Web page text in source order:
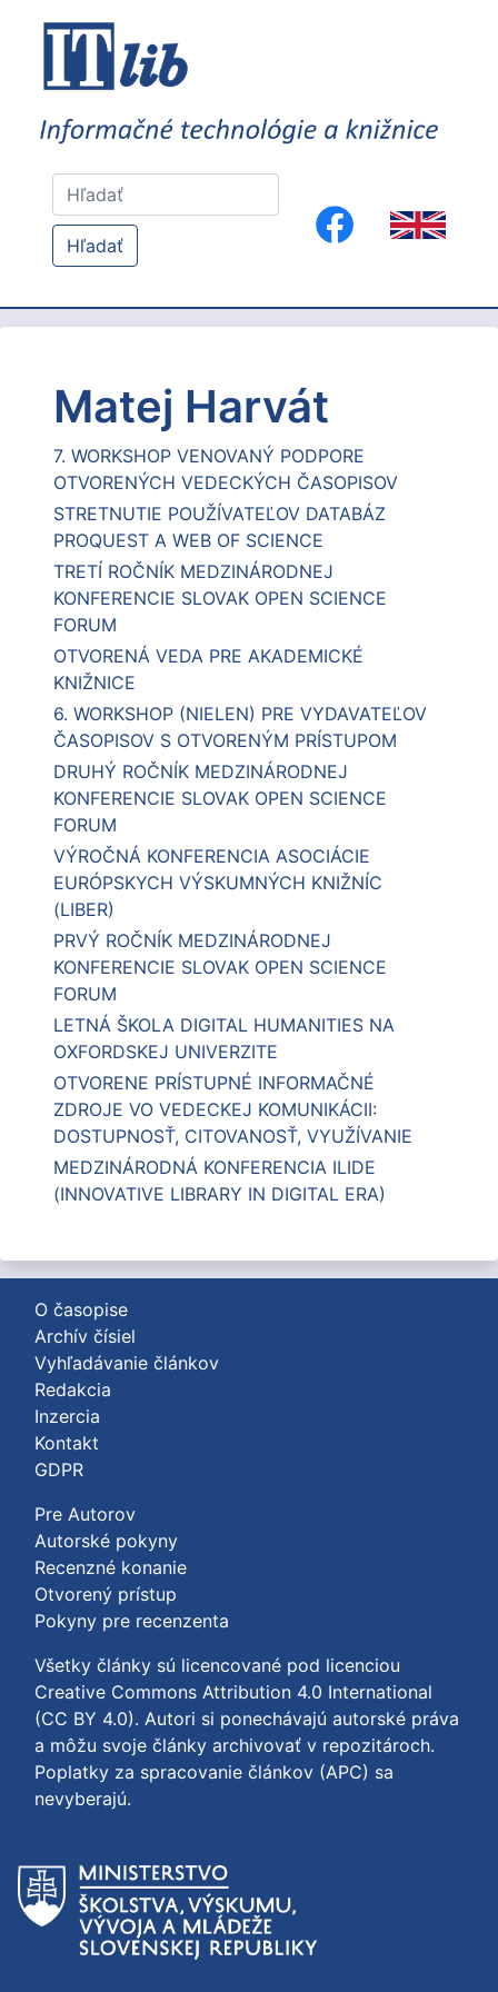
Hľadať
Matej Harvát
7. WORKSHOP VENOVANÝ PODPORE
OTVORENÝCH VEDECKÝCH ČASOPISOV
STRETNUTIE POUŽÍVATEĽOV DATABÁZ
PROQUEST A WEB OF SCIENCE
TRETÍ ROČNÍK MEDZINÁRODNEJ
KONFERENCIE SLOVAK OPEN SCIENCE
FORUM
OTVORENÁ VEDA PRE AKADEMICKÉ
KNIŽNICE
6. WORKSHOP (NIELEN) PRE VYDAVATEĽOV
ČASOPISOV S OTVORENÝM PRÍSTUPOM
DRUHÝ ROČNÍK MEDZINÁRODNEJ
KONFERENCIE SLOVAK OPEN SCIENCE
FORUM
VÝROČNÁ KONFERENCIA ASOCIÁCIE
EURÓPSKYCH VÝSKUMNÝCH KNIŽNÍC
(LIBER)
PRVÝ ROČNÍK MEDZINÁRODNEJ
KONFERENCIE SLOVAK OPEN SCIENCE
FORUM
LETNÁ ŠKOLA DIGITAL HUMANITIES NA
OXFORDSKEJ UNIVERZITE
OTVORENE PRÍSTUPNÉ INFORMAČNÉ
ZDROJE VO VEDECKEJ KOMUNIKÁCII:
DOSTUPNOSŤ, CITOVANOSŤ, VYUŽÍVANIE
MEDZINÁRODNÁ KONFERENCIA ILIDE
(INNOVATIVE LIBRARY IN DIGITAL ERA)
O časopise
Archív čísiel
Vyhľadávanie článkov
Redakcia
Inzercia
Kontakt
GDPR
Pre Autorov
Autorské pokyny
Recenzné konanie
Otvorený prístup
Pokyny pre recenzenta
Všetky články sú licencované pod licenciou
Creative Commons Attribution 4.0 International
(CC BY 4.0). Autori si ponechávajú autorské práva
a môžu svoje články archivovať v repozitároch.
Poplatky za spracovanie článkov (APC) sa
nevyberajú.